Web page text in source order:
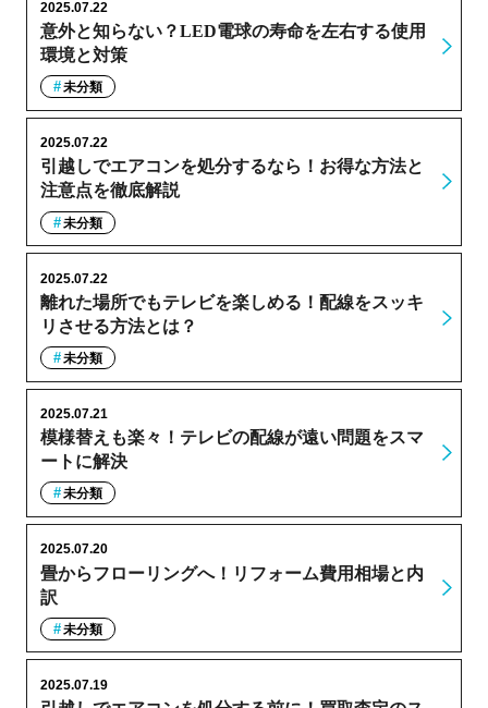
意外と知らない？LED電球の寿命を左右する使用
環境と対策
2025.07.22
未分類
引越しでエアコンを処分するなら！お得な方法と
注意点を徹底解説
2025.07.22
未分類
離れた場所でもテレビを楽しめる！配線をスッキ
リさせる方法とは？
2025.07.22
未分類
模様替えも楽々！テレビの配線が遠い問題をスマ
ートに解決
2025.07.21
未分類
畳からフローリングへ！リフォーム費用相場と内
訳
2025.07.20
未分類
2025.07.19